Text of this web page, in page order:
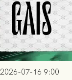
2026-07-16 9:00